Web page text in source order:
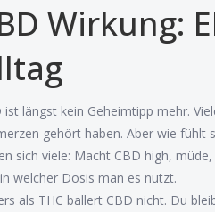
Wirkung:
ist längst kein Geheimtipp mehr.
gehört haben. Aber wie fühlt
sich viele: Macht CBD high,
welcher Dosis man es nutzt.
als THC ballert CBD nicht. Du